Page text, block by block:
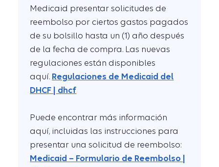
Medicaid presentar solicitudes de
reembolso por ciertos gastos pagados
de su bolsillo hasta un (1) año después
de la fecha de compra. Las nuevas
regulaciones están disponibles
aquí. Regulaciones de Medicaid del
DHCF | dhcf
Puede encontrar más información
aquí, incluidas las instrucciones para
presentar una solicitud de reembolso:
Medicaid – Formulario de Reembolso |